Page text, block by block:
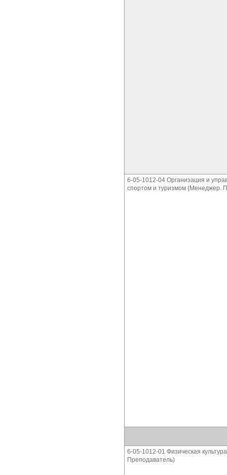
6-05-1012-04 Организация и
спортом и туризмом (Менеджер.
6-05-1012-01 Физическая
Преподаватель)